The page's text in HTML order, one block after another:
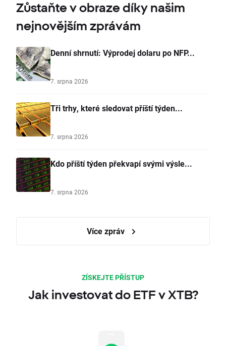
Zůstaňte v obraze díky našim
nejnovějším zprávám
Denní shrnutí: Výprodej dolaru po NFP...
7. srpna 2026
Tři trhy, které sledovat příští týden...
7. srpna 2026
Kdo příští týden překvapí svými výsle...
7. srpna 2026
Více zpráv
ZÍSKEJTE PŘÍSTUP
Jak investovat do ETF v XTB?